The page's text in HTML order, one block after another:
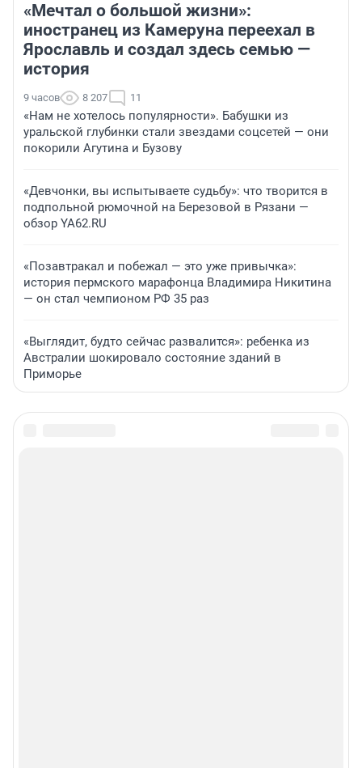
«Мечтал о большой жизни»:
иностранец из Камеруна переехал в
Ярославль и создал здесь семью —
история
9 часов 8 207 11
«Нам не хотелось популярности». Бабушки из
уральской глубинки стали звездами соцсетей — они
покорили Агутина и Бузову
«Девчонки, вы испытываете судьбу»: что творится в
подпольной рюмочной на Березовой в Рязани —
обзор YA62.RU
«Позавтракал и побежал — это уже привычка»:
история пермского марафонца Владимира Никитина
— он стал чемпионом РФ 35 раз
«Выглядит, будто сейчас развалится»: ребенка из
Австралии шокировало состояние зданий в
Приморье